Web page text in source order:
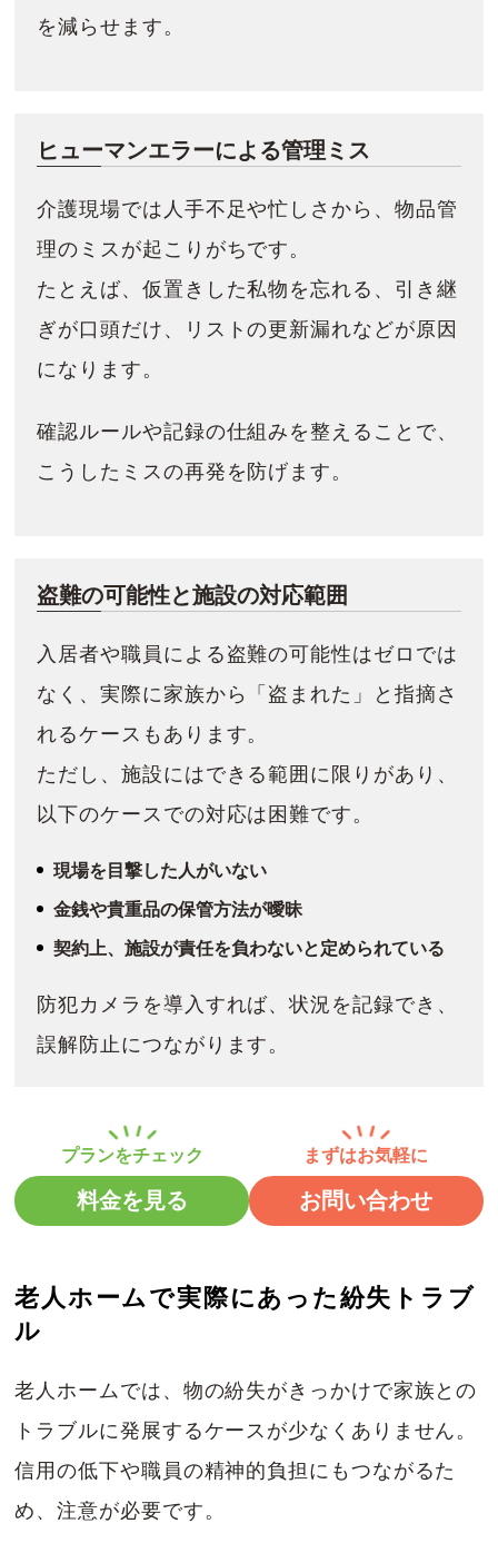
を減らせます。
ヒューマンエラーによる管理ミス
介護現場では人手不足や忙しさから、物品管
理のミスが起こりがちです。
たとえば、仮置きした私物を忘れる、引き継
ぎが口頭だけ、リストの更新漏れなどが原因
になります。
確認ルールや記録の仕組みを整えることで、
こうしたミスの再発を防げます。
盗難の可能性と施設の対応範囲
入居者や職員による盗難の可能性はゼロでは
なく、実際に家族から「盗まれた」と指摘さ
れるケースもあります。
ただし、施設にはできる範囲に限りがあり、
以下のケースでの対応は困難です。
現場を目撃した人がいない
金銭や貴重品の保管方法が曖昧
契約上、施設が責任を負わないと定められている
防犯カメラを導入すれば、状況を記録でき、
誤解防止につながります。
料金を見る お問い合わせ
老人ホームで実際にあった紛失トラブ
ル
老人ホームでは、物の紛失がきっかけで家族との
トラブルに発展するケースが少なくありません。
信用の低下や職員の精神的負担にもつながるた
め、注意が必要です。